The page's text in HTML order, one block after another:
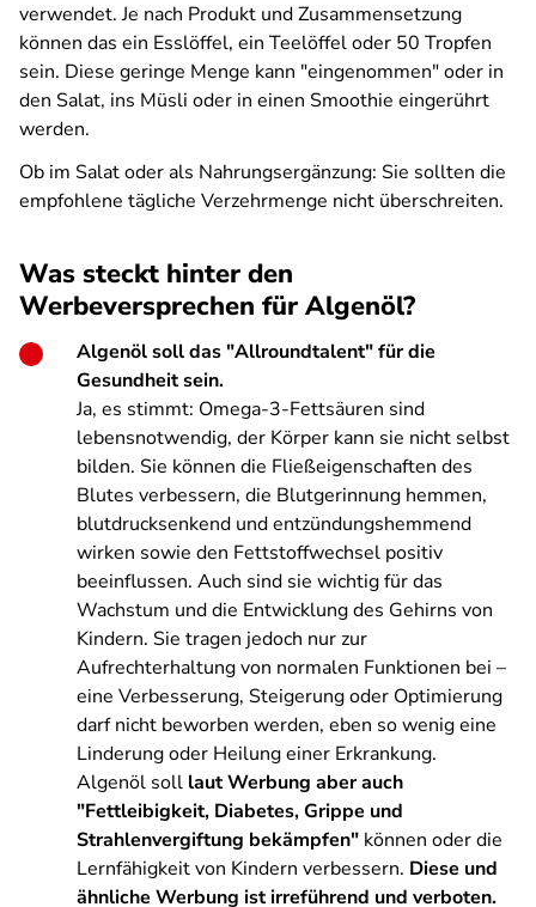
verwendet. Je nach Produkt und Zusammensetzung
können das ein Esslöffel, ein Teelöffel oder 50 Tropfen
sein. Diese geringe Menge kann "eingenommen" oder in
den Salat, ins Müsli oder in einen Smoothie eingerührt
werden.
Ob im Salat oder als Nahrungsergänzung: Sie sollten die
empfohlene tägliche Verzehrmenge nicht überschreiten.
Was steckt hinter den
Werbeversprechen für Algenöl?
Algenöl soll das "Allroundtalent" für die
Gesundheit sein.
Ja, es stimmt: Omega-3-Fettsäuren sind
lebensnotwendig, der Körper kann sie nicht selbst
bilden. Sie können die Fließeigenschaften des
Blutes verbessern, die Blutgerinnung hemmen,
blutdrucksenkend und entzündungshemmend
wirken sowie den Fettstoffwechsel positiv
beeinflussen. Auch sind sie wichtig für das
Wachstum und die Entwicklung des Gehirns von
Kindern. Sie tragen jedoch nur zur
Aufrechterhaltung von normalen Funktionen bei –
eine Verbesserung, Steigerung oder Optimierung
darf nicht beworben werden, eben so wenig eine
Linderung oder Heilung einer Erkrankung.
Algenöl soll laut Werbung aber auch
"Fettleibigkeit, Diabetes, Grippe und
Strahlenvergiftung bekämpfen" können oder die
Lernfähigkeit von Kindern verbessern. Diese und
ähnliche Werbung ist irreführend und verboten.